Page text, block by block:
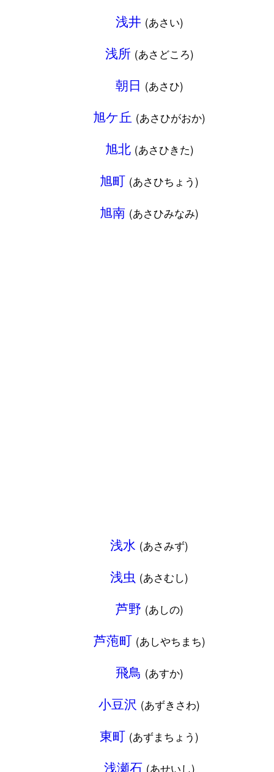
浅井 (あさい)
浅所 (あさどころ)
朝日 (あさひ)
旭ケ丘 (あさひがおか)
旭北 (あさひきた)
旭町 (あさひちょう)
旭南 (あさひみなみ)
浅水 (あさみず)
浅虫 (あさむし)
芦野 (あしの)
芦萢町 (あしやちまち)
飛鳥 (あすか)
小豆沢 (あずきさわ)
東町 (あずまちょう)
浅瀬石 (あせいし)